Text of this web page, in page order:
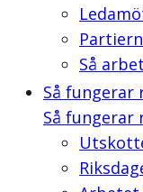
Så
Så fungerar
Så fungerar